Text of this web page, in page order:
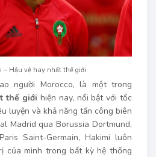
– Hậu vệ hay nhất thế giới
người Morocco, là một trong
thế giới hiện nay, nổi bật với tốc
luyện và khả năng tấn công biên
Madrid qua Borussia Dortmund,
Saint-Germain, Hakimi luôn
của mình trong bất kỳ hệ thống